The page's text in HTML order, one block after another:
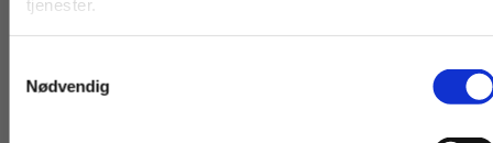
tjenester.
Nødvendig
95,00 KR. 85,00 KR.